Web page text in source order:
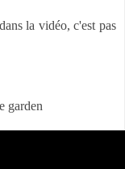
la vidéo, c'est pas
garden